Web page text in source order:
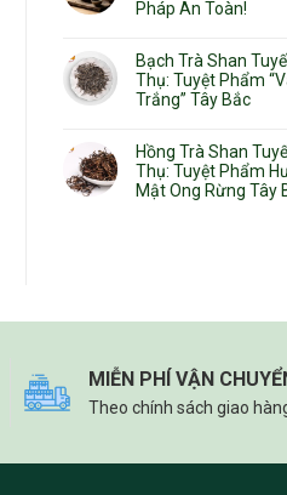
Pháp An Toàn!
Bạch Trà Shan
Thụ: Tuyệt Phẩm
Trắng” Tây Bắc
Hồng Trà Shan
Thụ: Tuyệt Phẩm
Mật Ong Rừng Tây
MIỄN PHÍ VẬN
Theo chính sách giao